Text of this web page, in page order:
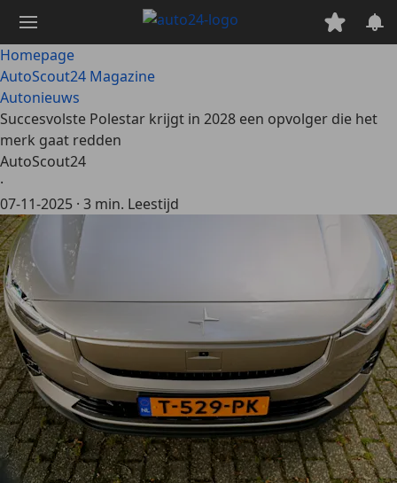
naar
hoofdinhoud
Homepage
AutoScout24 Magazine
Autonieuws
Succesvolste Polestar krijgt in 2028 een opvolger die het
merk gaat redden
AutoScout24
·
07-11-2025 · 3 min. Leestijd